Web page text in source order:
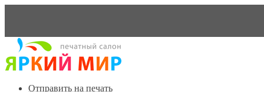
Перейти
навигации
Перейти
содержимому
Отправить на печать